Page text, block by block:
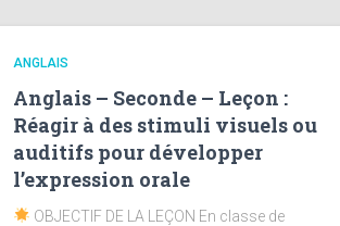
ANGLAIS
Anglais – Seconde – Leçon :
Réagir à des stimuli visuels ou
auditifs pour développer
l’expression orale
OBJECTIF DE LA LEÇON En classe de